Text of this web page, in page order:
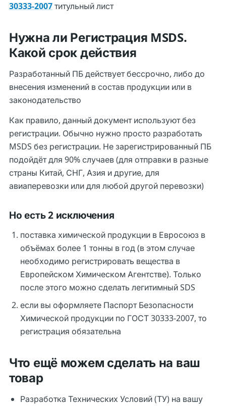
30333-2007титульный лист
Нужна ли Регистрация MSDS.
Какой срок действия
Разработанный ПБ действует бессрочно, либо до
внесения изменений в состав продукции или в
законодательство
Как правило, данный документ используют без
регистрации. Обычно нужно просто разработать
MSDS без регистрации. Не зарегистрированный ПБ
подойдёт для 90% случаев (для отправки в разные
страны Китай, СНГ, Азия и другие, для
авиаперевозки или для любой другой перевозки)
Но есть 2 исключения
поставка химической продукции в Евросоюз в
объёмах более 1 тонны в год (в этом случае
необходимо регистрировать вещества в
Европейском Химическом Агентстве). Только
после этого можно сделать легитимный SDS
если вы оформляете Паспорт Безопасности
Химической продукции по ГОСТ 30333-2007, то
регистрация обязательна
Что ещё можем сделать на ваш
товар
Разработка Технических Условий (ТУ) на вашу